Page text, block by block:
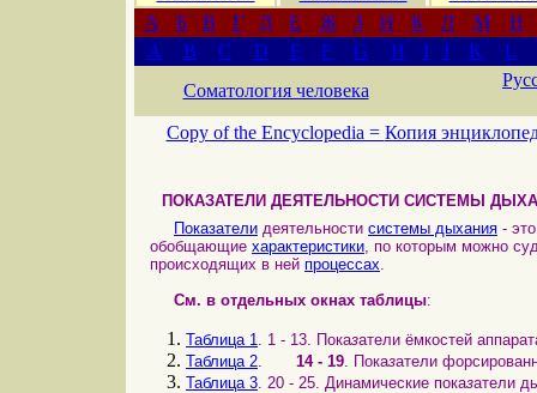
А
Б В Г Д Е Ж З И К Л М
Н
A
B C D E F G H I J K
L
Соматология человека
Copy of the Encyclopedia = Копия
ПОКАЗАТЕЛИ ДЕЯТЕЛЬНОСТИ СИСТЕМЫ
Показатели деятельности системы дыхания -
обобщающие характеристики, по которым можно
происходящих в ней процессах.
См. в отдельных окнах таблицы:
Таблица 1. 1 - 13. Показатели ёмкостей
Таблица 2. 14 - 19. Показатели
Таблица 3. 20 - 25. Динамические показатели